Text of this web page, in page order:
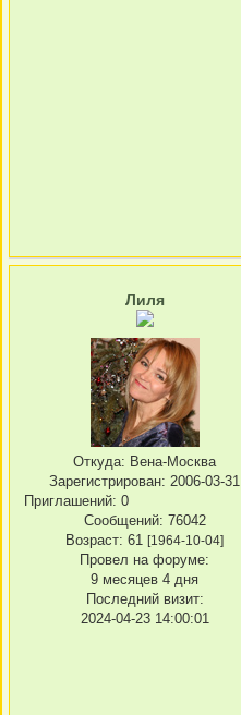
Лиля
Откуда: Вена-Москва
Зарегистрирован: 2006-03-31
Приглашений: 0
Сообщений: 76042
Возраст: 61 [1964-10-04]
Провел на форуме:
9 месяцев 4 дня
Последний визит:
2024-04-23 14:00:01